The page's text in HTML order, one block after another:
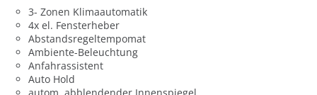
3- Zonen Klimaautomatik
4x el. Fensterheber
Abstandsregeltempomat
Ambiente-Beleuchtung
Anfahrassistent
Auto Hold